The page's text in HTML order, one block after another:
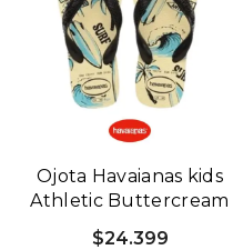
Ojota Havaianas kids
Athletic Buttercream
$24.399